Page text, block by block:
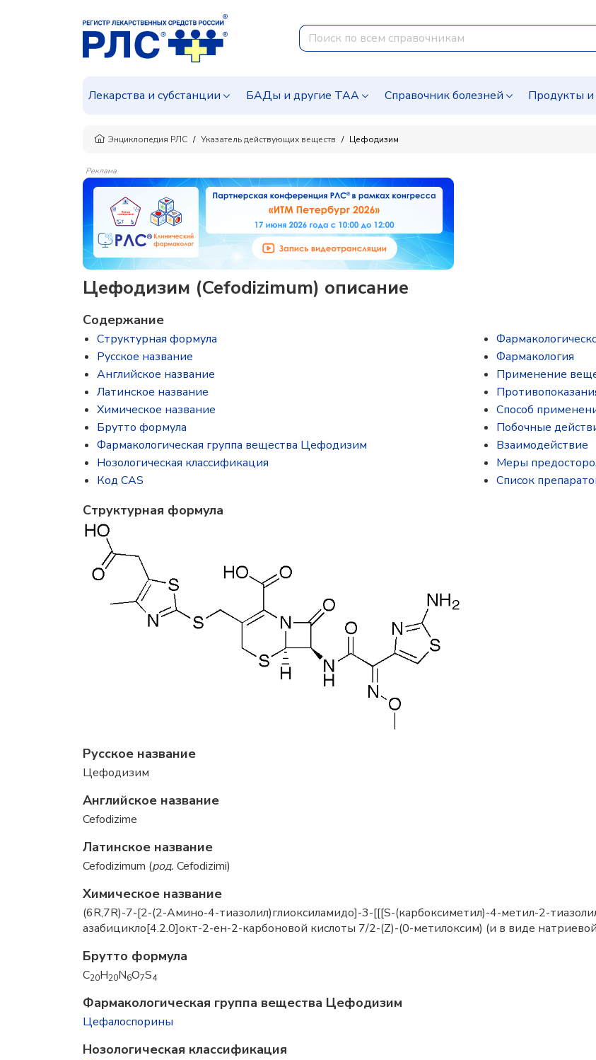
Лекарства и субстанции БАДы и другие ТАА Справочник болезней Продукты и
Энциклопедия РЛС Указатель действующих веществ Цефодизим
Реклама
Цефодизим (Cefodizimum) описание
Содержание
Структурная формула
Русское название
Английское название
Латинское название
Химическое название
Брутто формула
Фармакологическая группа вещества Цефодизим
Нозологическая классификация
Код CAS
Фармакология
Применение
Способ
Побочные
Взаимодействие
Меры
Список
Структурная формула
Русское название
Цефодизим
Английское название
Cefodizime
Латинское название
Cefodizimum (род. Cefodizimi)
Химическое название
(6R,7R)-7-[2-(2-Амино-4-тиазолил)глиоксиламидо]-3-[[[S-(карбоксиметил)-4-метил-2-
азабицикло[4.2.0]окт-2-ен-2-карбоновой кислоты 7/2-(Z)-(0-метилоксим) (и в виде
Брутто формула
C20H20N6O7S4
Фармакологическая группа вещества Цефодизим
Цефалоспорины
Нозологическая классификация